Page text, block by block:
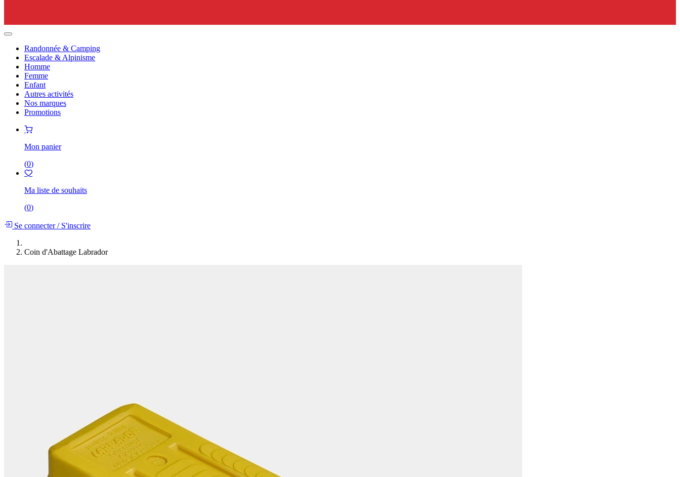
Randonnée & Camping
Escalade & Alpinisme
Homme
Femme
Enfant
Autres activités
Nos marques
Promotions
Mon panier
(0)
Ma liste de souhaits
(0)
Se connecter/S'inscrire
Coin d'Abattage Labrador